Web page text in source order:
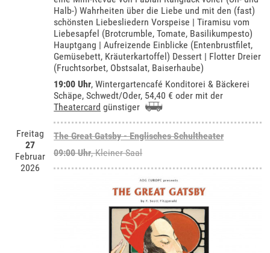
Halb-) Wahrheiten über die Liebe und mit den (fast)
schönsten Liebesliedern Vorspeise | Tiramisu vom
Liebesapfel (Brotcrumble, Tomate, Basilikumpesto)
Hauptgang | Aufreizende Einblicke (Entenbrustfilet,
Gemüsebett, Kräuterkartoffel) Dessert | Flotter Dreier
(Fruchtsorbet, Obstsalat, Baiserhaube)
19:00 Uhr,Wintergartencafé Konditorei & Bäckerei
Schäpe, Schwedt/Oder, 54,40 € oder mit der
Theatercard günstiger
Freitag
27
Februar
2026
The Great Gatsby - Englisches Schultheater
09:00 Uhr,Kleiner Saal